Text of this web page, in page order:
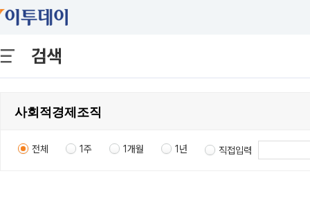
검색
전체 1주 1개월 1년 직접입력